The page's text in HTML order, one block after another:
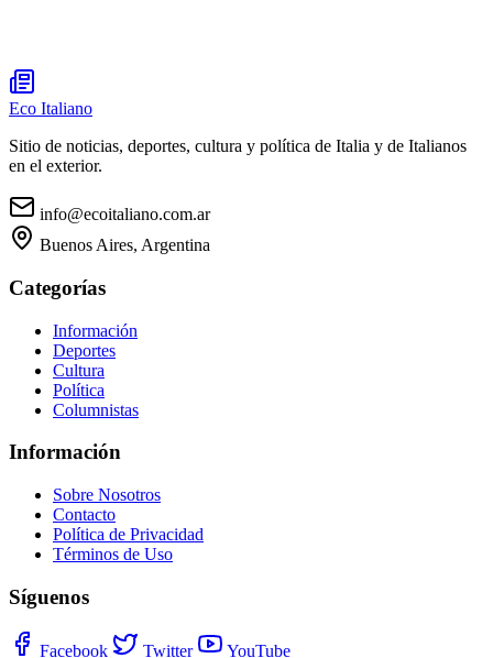
Eco Italiano
Sitio de noticias, deportes, cultura y política de Italia y de Italianos
en el exterior.
info@ecoitaliano.com.ar
Buenos Aires, Argentina
Categorías
Información
Deportes
Cultura
Política
Columnistas
Información
Sobre Nosotros
Contacto
Política de Privacidad
Términos de Uso
Síguenos
Facebook Twitter YouTube